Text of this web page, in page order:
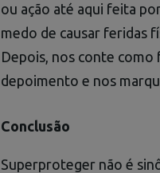
ou ação até aqui feita
medo de causar feridas
Depois, nos conte como
depoimento e nos
Conclusão
Superproteger não é